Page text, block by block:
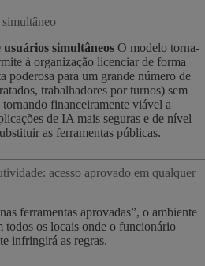
simultâneos O modelo torna-
à organização licenciar de forma
poderosa para um grande número de
trabalhadores por turnos) sem
financeiramente viável a
de IA mais seguras e de nível
as ferramentas públicas.
acesso aprovado em qualquer
ferramentas aprovadas”, o ambiente
todos os locais onde o funcionário
infringirá as regras.